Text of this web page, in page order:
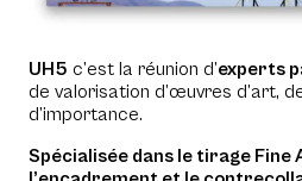
UH5 c’est la réunion d’experts
de valorisation d’œuvres d’art,
d’importance.
Spécialisée dans le tirage Fine